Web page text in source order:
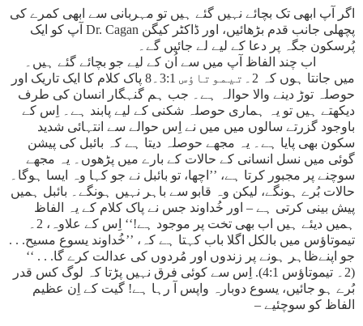
اگر آپ ابھی تک بچائے نہیں گئے ہیں تو مہربانی سے ابھی کمرے کی
پچھلی جانب قدم بڑھائیں، اور ڈاکٹر کیگن Dr. Cagan آپ کو ایک
پُرسکون جگہ پر دعا کے لیے لے جائیں گے۔
اب چند الفاظ آپ میں سے اُن کے لیے جو بچائے گئے ہیں۔
میں جانتا ہوں کہ 2۔تیموتاؤس 3:1۔8 پاک کلام کا ایک تاریک اور
حوصلہ توڑ دینے والا حوالہ ہے۔ جب ہم گنہگار انسان کی طرف
دیکھتے ہیں تو یہ ہماری حوصلہ شکنی کے لیے پابند ہے۔ اِس کے
باوجود گزرتے سالوں میں میں نے اِس حوالے سے انتہائی شدید
سکون بھی پایا ہے۔ یہ مجھے حوصلہ دیتا ہے کہ بائبل کی پیشن
گوئی میں نسل انسانی کے حالات کے بارے میں پڑھوں۔ یہ مجھے
سوچنے پر مجبور کرتا ہے، ’’اچھا، تو بائبل نے جو کہا وہ ایسا ہوگا۔
حالات بُرے ہونگے، لیکن وہ قابو سے باہر نہیں ہونگے۔ بائبل ہمیں
پیش بینی کرتی ہے – اور خُداوند جس نے پاک کلام کے یہ الفاظ
تیموتاؤس میں بالکل اگلا باب کہتا ہے کہ، ’’خُداوند یسوع مسیح. . .
جو اپنےظاہر ہونے پر زندوں اور مُردوں کی عدالت کرے گا. . . ‘‘
(2۔ تیموتاؤس 4:1). اِس سے کوئی فرق نہیں پڑتا کہ لوگ کس قدر
بُرے ہو جائیں، یسوع دوبارہ واپس آ رہا ہے! گیت کے اِن عظیم
الفاظ کو سوچئیے –